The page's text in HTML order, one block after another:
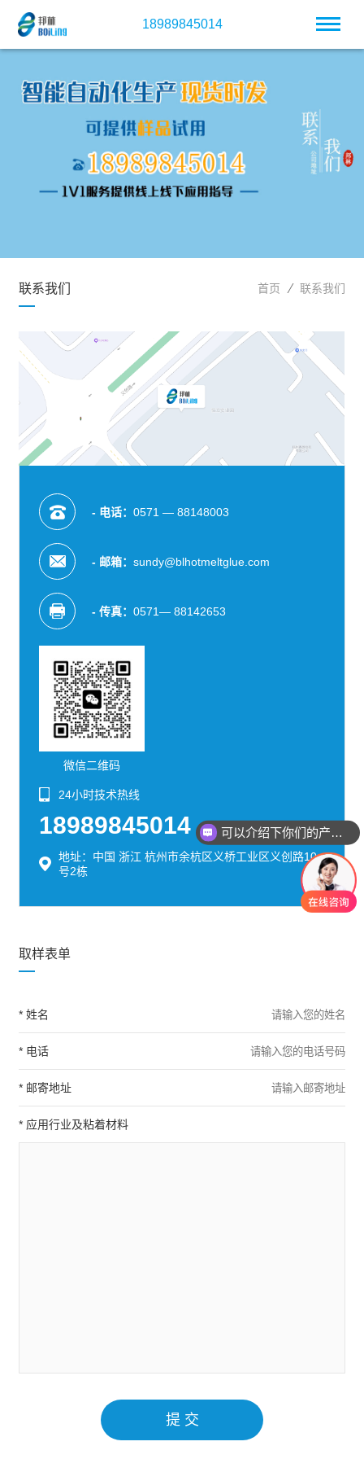
18989845014
联系我们 首页 联系我们
- 电话：0571 — 88148003
- 邮箱：sundy@blhotmeltglue.com
- 传真：0571— 88142653
微信二维码
24小时技术热线
18989845014
地址：中国 浙江 杭州市余杭区义桥工业区义创路10
号2栋
取样表单
* 姓名
* 电话
* 邮寄地址
* 应用行业及粘着材料
提 交
可以介绍下你们的产品么？